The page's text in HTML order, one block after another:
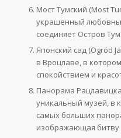
Мост Тумский (Most
украшенный
соединяет Остров
Японский сад (Ogród
в Вроцлаве, в
спокойствием и
Панорама
уникальный музей, в
самых больших
изображающая битву